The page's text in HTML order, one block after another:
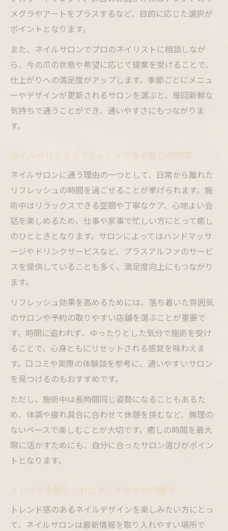
メグラやアートをプラスするなど、目的に応じた選択が
ポイントとなります。
また、ネイルサロンでプロのネイリストに相談しなが
ら、今の爪の状態や希望に応じて提案を受けることで、
仕上がりへの満足度がアップします。季節ごとにメニュ
ーやデザインが更新されるサロンを選ぶと、毎回新鮮な
気持ちで通うことができ、通いやすさにもつながりま
す。
ネイルサロンでリフレッシュできる癒しの時間
ネイルサロンに通う理由の一つとして、日常から離れた
リフレッシュの時間を過ごせることが挙げられます。施
術中はリラックスできる空間や丁寧なケア、心地よい会
話を楽しめるため、仕事や家事で忙しい方にとって癒し
のひとときとなります。サロンによってはハンドマッサ
ージやドリンクサービスなど、プラスアルファのサービ
スを提供していることも多く、満足度向上にもつながり
ます。
リフレッシュ効果を高めるためには、落ち着いた雰囲気
のサロンや予約の取りやすい店舗を選ぶことが重要で
す。時間に追われず、ゆったりとした気分で施術を受け
ることで、心身ともにリセットされる感覚を味わえま
す。口コミや実際の体験談を参考に、通いやすいサロン
を見つけるのもおすすめです。
ただし、施術中は長時間同じ姿勢になることもあるた
め、体調や疲れ具合に合わせて休憩を挟むなど、無理の
ないペースで楽しむことが大切です。癒しの時間を最大
限に活かすためにも、自分に合ったサロン選びがポイン
トとなります。
トレンドを取り入れたネイルサロンの魅力
トレンド感のあるネイルデザインを楽しみたい方にとっ
て、ネイルサロンは最新情報を取り入れやすい場所で